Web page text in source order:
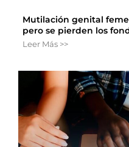
Mutilación genital
pero se pierden los
Leer Más >>